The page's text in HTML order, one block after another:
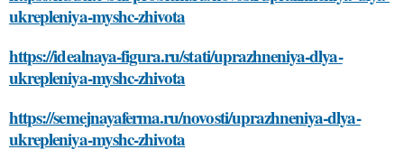
ukrepleniya-myshc-zhivota
https://idealnaya-figura.ru/stati/uprazhneniya-dlya-
ukrepleniya-myshc-zhivota
https://semejnayaferma.ru/novosti/uprazhneniya-dlya-
ukrepleniya-myshc-zhivota